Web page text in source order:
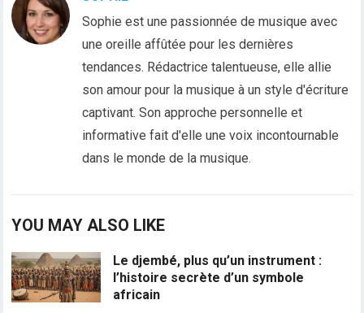
Sophie est une passionnée de musique avec
une oreille affûtée pour les dernières
tendances. Rédactrice talentueuse, elle allie
son amour pour la musique à un style d'écriture
captivant. Son approche personnelle et
informative fait d'elle une voix incontournable
dans le monde de la musique.
YOU MAY ALSO LIKE
Le djembé, plus qu’un instrument :
l’histoire secrète d’un symbole
africain